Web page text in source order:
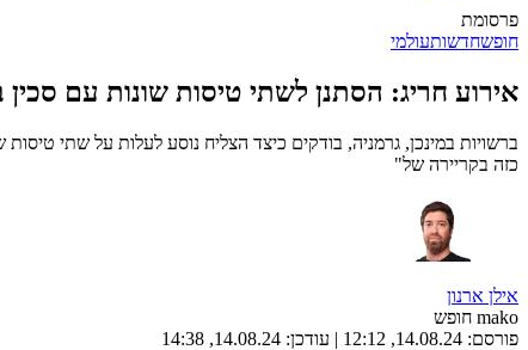
פרסומת
חופשחדשותעולמי
אירוע חריג: הסתנן לשתי טיסות שונות עם סכין
כזה בקריירה של"
אילן ארנון
mako חופש
פורסם: 14.08.24, 12:12
| עודכן: 14.08.24, 14:38